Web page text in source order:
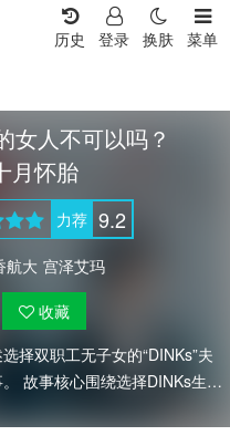
菜单
换肤
登录
历史
女人不可以吗？
月怀胎
力荐 9.2
航大 宫泽艾玛
收藏
择双职工无子女的“DINKs”夫
故事核心围绕选择DINKs生活
展开。面对周遭“还不生孩